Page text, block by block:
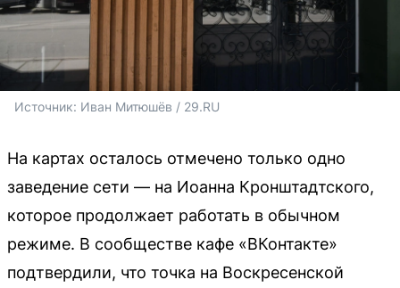
Источник: Иван Митюшёв / 29.RU
На картах осталось отмечено только одно
заведение сети — на Иоанна Кронштадтского,
которое продолжает работать в обычном
режиме. В сообществе кафе «ВКонтакте»
подтвердили, что точка на Воскресенской